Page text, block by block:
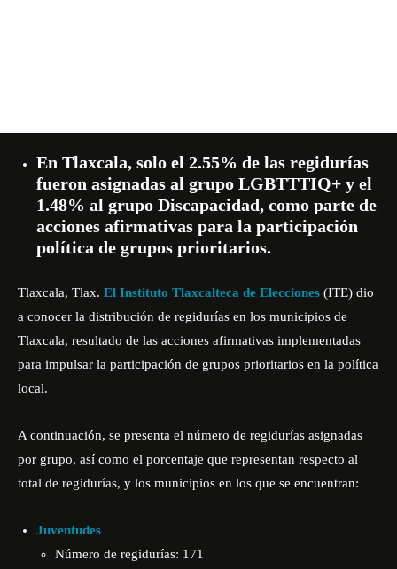
En Tlaxcala, solo el 2.55% de las regidurías
fueron asignadas al grupo LGBTTTIQ+ y el
1.48% al grupo Discapacidad, como parte de
acciones afirmativas para la participación
política de grupos prioritarios.
Tlaxcala, Tlax. El Instituto Tlaxcalteca de Elecciones (ITE) dio
a conocer la distribución de regidurías en los municipios de
Tlaxcala, resultado de las acciones afirmativas implementadas
para impulsar la participación de grupos prioritarios en la política
local.
A continuación, se presenta el número de regidurías asignadas
por grupo, así como el porcentaje que representan respecto al
total de regidurías, y los municipios en los que se encuentran:
Juventudes
Número de regidurías: 171